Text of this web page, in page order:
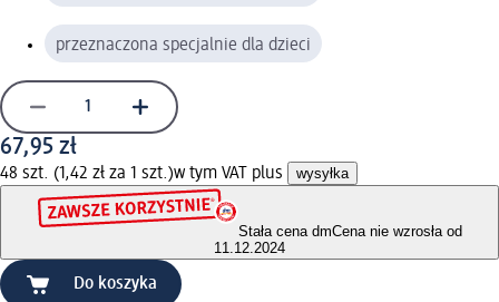
przeznaczona specjalnie dla dzieci
67,95 zł
48 szt. (1,42 zł za 1 szt.)w tym VAT plus wysyłka
Stała cena dmCena nie wzrosła od
11.12.2024
Do koszyka